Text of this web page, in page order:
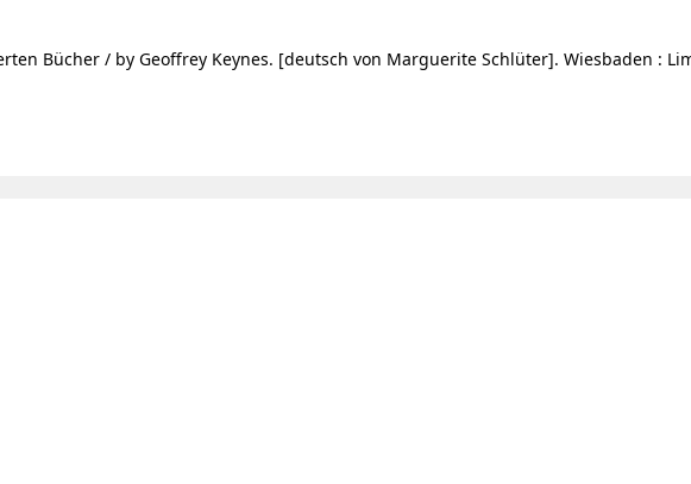
Bücher / by Geoffrey Keynes. [deutsch von Marguerite Schlüter]. Wiesbaden :